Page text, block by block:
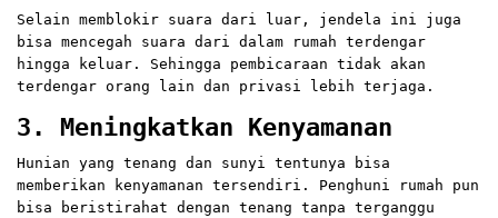
Selain memblokir suara dari luar, jendela ini juga
bisa mencegah suara dari dalam rumah terdengar
hingga keluar. Sehingga pembicaraan tidak akan
terdengar orang lain dan privasi lebih terjaga.
3. Meningkatkan Kenyamanan
Hunian yang tenang dan sunyi tentunya bisa
memberikan kenyamanan tersendiri. Penghuni rumah pun
bisa beristirahat dengan tenang tanpa terganggu